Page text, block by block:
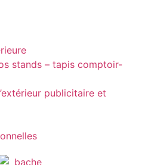
stands – tapis comptoir-
publicitaire et